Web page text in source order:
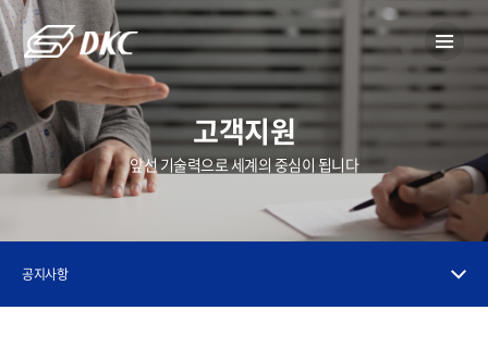
고객지원
앞선 기술력으로 세계의 중심이 됩니다
공지사항